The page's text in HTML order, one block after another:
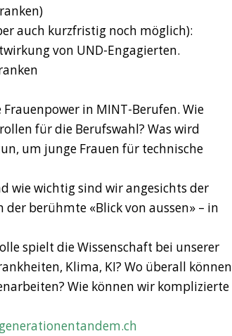
auch kurzfristig noch möglich):
von UND-Engagierten.
in MINT-Berufen. Wie
für die Berufswahl? Was wird
um junge Frauen für technische
wie wichtig sind wir angesichts der
berühmte «Blick von aussen» – in
spielt die Wissenschaft bei unserer
Klima, KI? Wo überall können
Wie können wir komplizierte